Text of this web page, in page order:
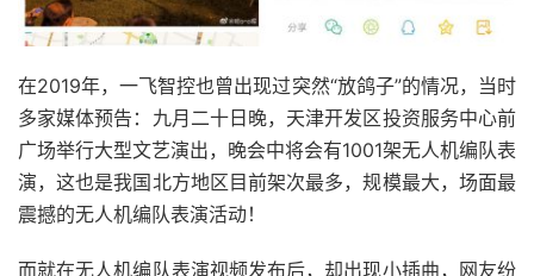
在2019年，一飞智控也曾出现过突然“放鸽子”的情况，当时
多家媒体预告：九月二十日晚，天津开发区投资服务中心前
广场举行大型文艺演出，晚会中将会有1001架无人机编队表
演，这也是我国北方地区目前架次最多，规模最大，场面最
震撼的无人机编队表演活动！
而就在无人机编队表演视频发布后，却出现小插曲，网友纷